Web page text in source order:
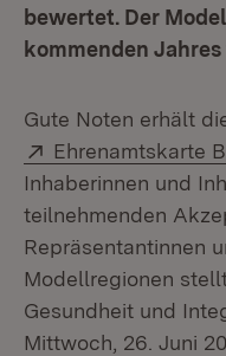
bewertet. Der
kommenden
Gute Noten erhält
Extern:
Ehrenamtskarte
Inhaberinnen und
teilnehmenden
Repräsentantinnen
Modellregionen
Gesundheit und
Mittwoch, 26. Juni